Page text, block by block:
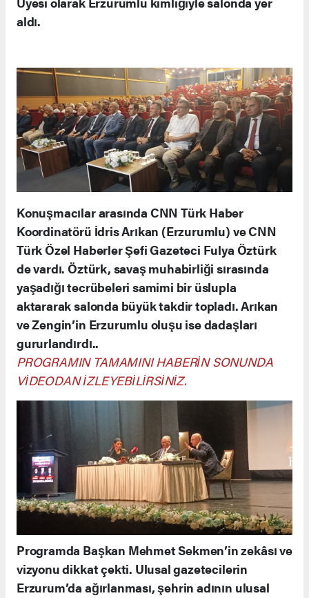
aldı.
Konuşmacılar arasında CNN Türk Haber
Koordinatörü İdris Arıkan (Erzurumlu) ve CNN
Türk Özel Haberler Şefi Gazeteci Fulya Öztürk
de vardı. Öztürk, savaş muhabirliği sırasında
yaşadığı tecrübeleri samimi bir üslupla
aktararak salonda büyük takdir topladı. Arıkan
ve Zengin’in Erzurumlu oluşu ise dadaşları
gururlandırdı..
PROGRAMIN TAMAMINI HABERİN SONUNDA
VİDEODAN İZLEYEBİLİRSİNİZ.
Programda Başkan Mehmet Sekmen’in zekâsı ve
vizyonu dikkat çekti. Ulusal gazetecilerin
Erzurum’da ağırlanması, şehrin adının ulusal